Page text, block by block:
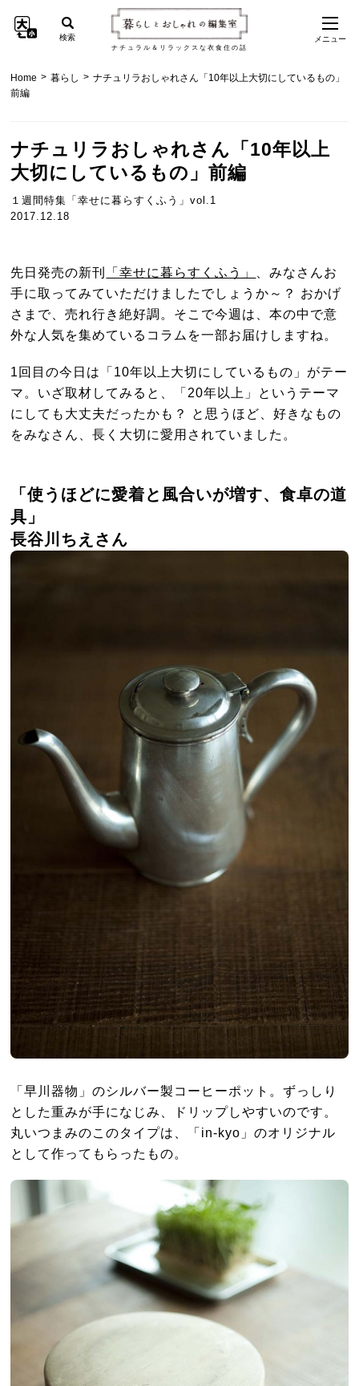
ナチュラル＆リラックスな衣食住の話
検索 メニュー
Home > 暮らし > ナチュリラおしゃれさん「10年以上大切にしているもの」
前編
ナチュリラおしゃれさん「10年以上
大切にしているもの」前編
１週間特集「幸せに暮らすくふう」vol.1
2017.12.18
先日発売の新刊 「幸せに暮らすくふう」
、みなさんお
手に取ってみていただけましたでしょうか～？ おかげ
さまで、売れ行き絶好調。そこで今週は、本の中で意
外な人気を集めているコラムを一部お届けしますね。
1回目の今日は「10年以上大切にしているもの」がテー
マ。いざ取材してみると、「20年以上」というテーマ
にしても大丈夫だったかも？ と思うほど、好きなもの
をみなさん、長く大切に愛用されていました。
「使うほどに愛着と風合いが増す、食卓の道
具」
長谷川ちえさん
「早川器物」のシルバー製コーヒーポット。ずっしり
とした重みが手になじみ、ドリップしやすいのです。
丸いつまみのこのタイプは、「in-kyo」のオリジナル
として作ってもらったもの。